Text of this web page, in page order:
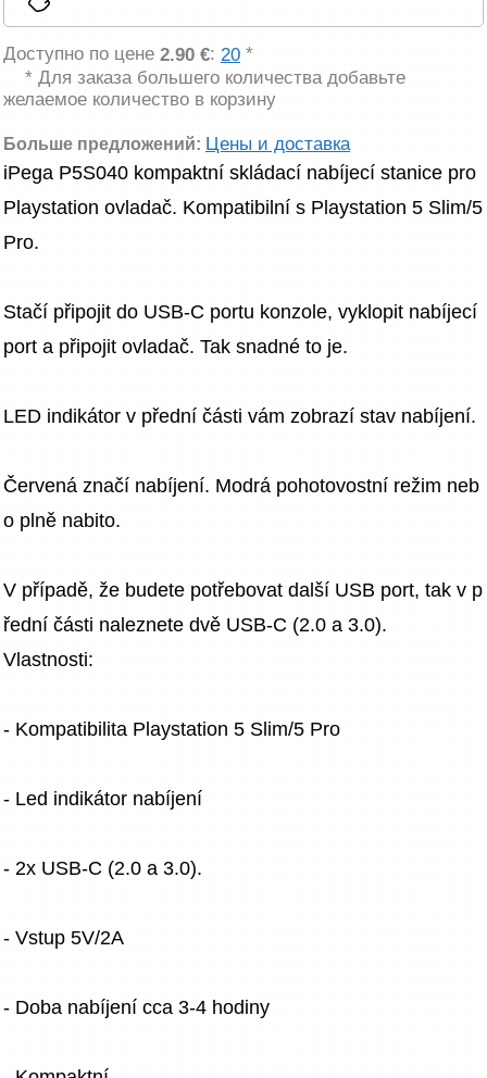
Доступно по цене 2.90 €: 20 *
* Для заказа большего количества добавьте
желаемое количество в корзину
Больше предложений: Цены и доставка
iPega P5S040 kompaktní skládací nabíjecí stanice pro
Playstation ovladač. Kompatibilní s Playstation 5 Slim/5
Pro.
Stačí připojit do USB-C portu konzole, vyklopit nabíjecí
port a připojit ovladač. Tak snadné to je.
LED indikátor v přední části vám zobrazí stav nabíjení.
Červená značí nabíjení. Modrá pohotovostní režim neb
o plně nabito.
V případě, že budete potřebovat další USB port, tak v p
řední části naleznete dvě USB-C (2.0 a 3.0).
Vlastnosti:
- Kompatibilita Playstation 5 Slim/5 Pro
- Led indikátor nabíjení
- 2x USB-C (2.0 a 3.0).
- Vstup 5V/2A
- Doba nabíjení cca 3-4 hodiny